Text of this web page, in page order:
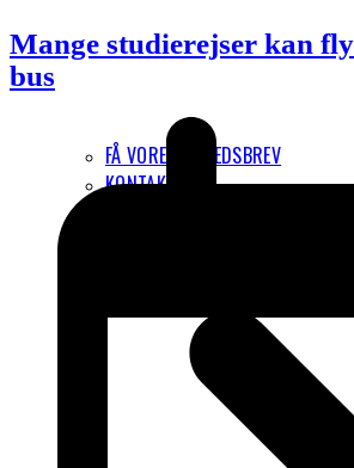
FÅ VORES NYHEDSBREV
KONTAKT
Mange studierejser kan
bus